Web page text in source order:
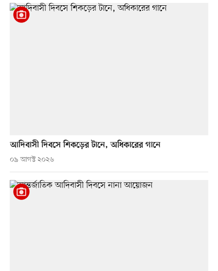
আদিবাসী দিবসে শিকড়ের টানে, অধিকারের গানে
০৯ আগস্ট ২০২৬